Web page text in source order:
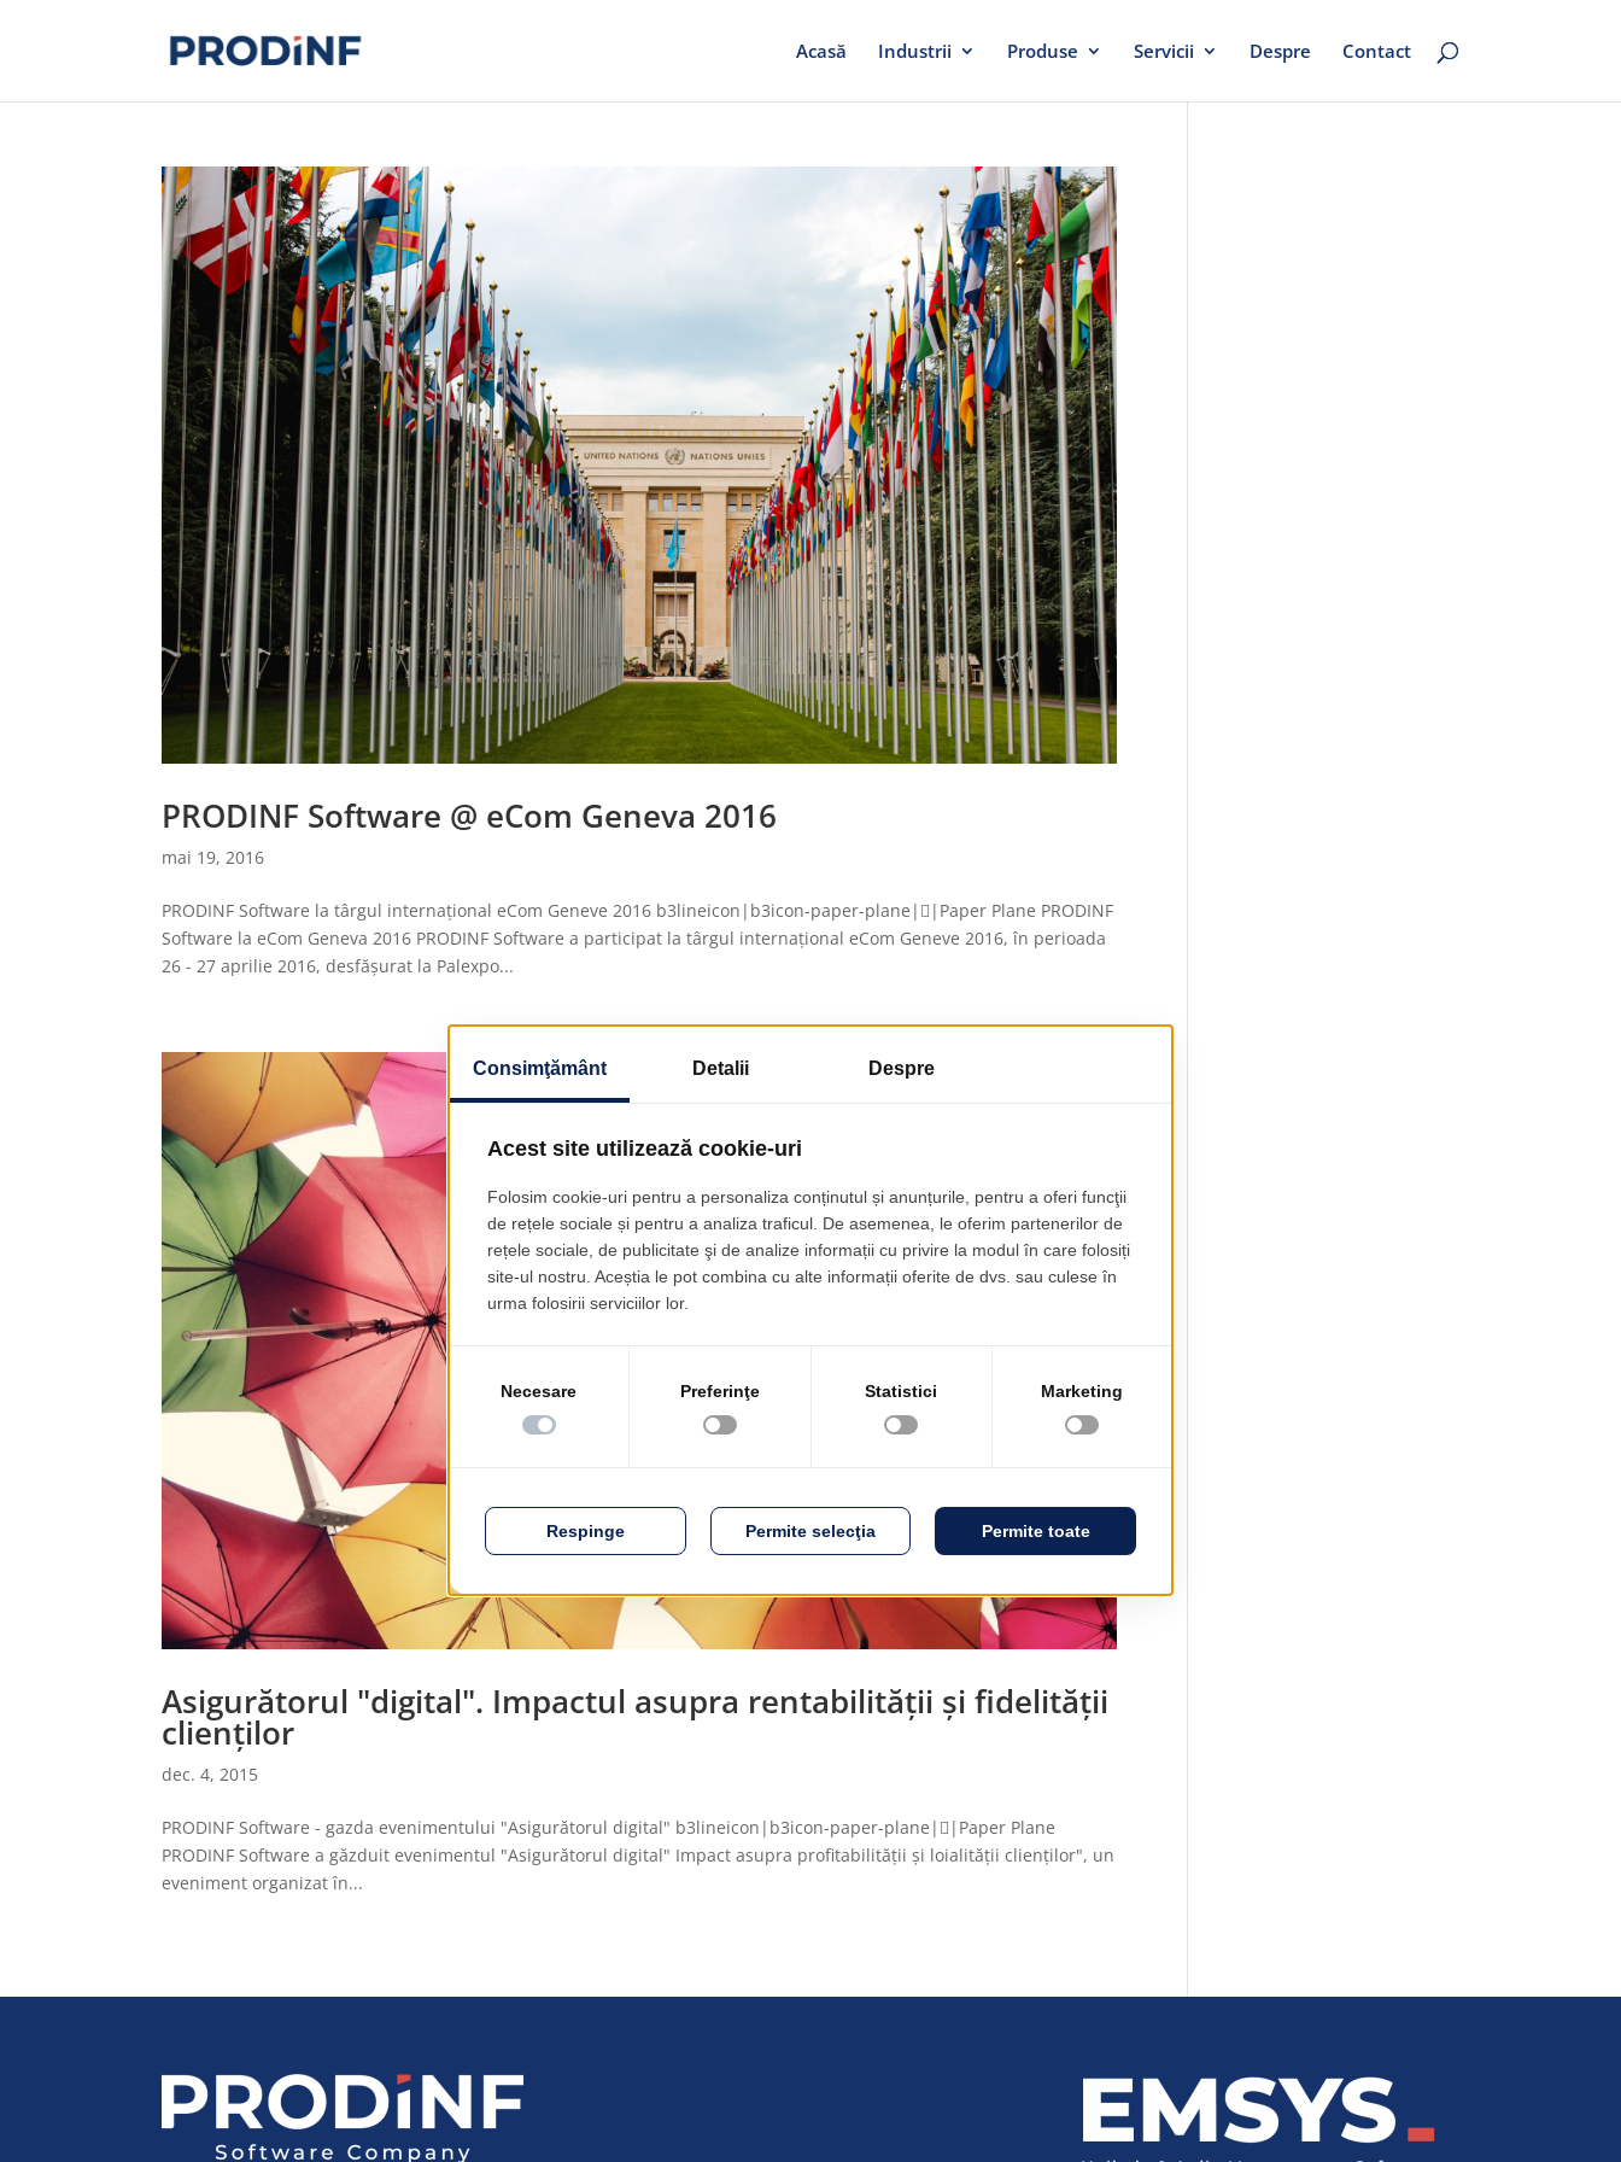
Acasă Industrii Produse Servicii Despre Contact
PRODINF Software @ eCom Geneva 2016
mai 19, 2016
PRODINF Software la târgul internațional eCom Geneve 2016 b3lineicon|b3icon-paper-plane||Paper Plane PRODINF
Software la eCom Geneva 2016 PRODINF Software a participat la târgul internațional eCom Geneve 2016, în perioada
26 - 27 aprilie 2016, desfășurat la Palexpo...
Asigurătorul "digital". Impactul asupra rentabilității și fidelității
clienților
dec. 4, 2015
PRODINF Software - gazda evenimentului "Asigurătorul digital" b3lineicon|b3icon-paper-plane||Paper Plane
PRODINF Software a găzduit evenimentul "Asigurătorul digital" Impact asupra profitabilității și loialității clienților", un
eveniment organizat în...